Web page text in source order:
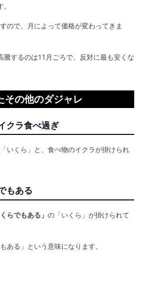
ので、月によって価格が変わってきま
騰するのは11月ごろで、反対に最も安くな
その他のダジャレ
クラ食べ過ぎ
いくら」と、食べ物のイクラが掛けられ
もある
くらでもある」 の「いくら」が掛けられて
ある」という意味になります。